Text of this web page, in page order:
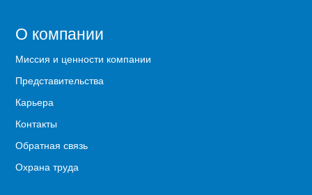
О компании
Миссия и ценности компании
Представительства
Карьера
Контакты
Обратная связь
Охрана труда